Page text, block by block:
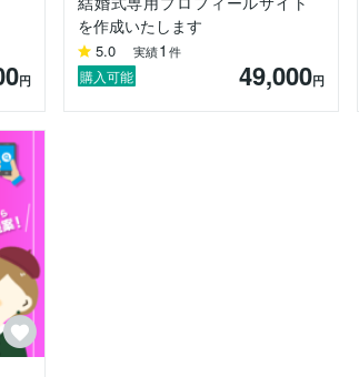
せん
ット】です☆
品開発に至るまでのお話を聞くのが大好きです☆
ないのが残念です涙)
円
を作成いたします
5.0 実績1 件
購入可能 49,000円